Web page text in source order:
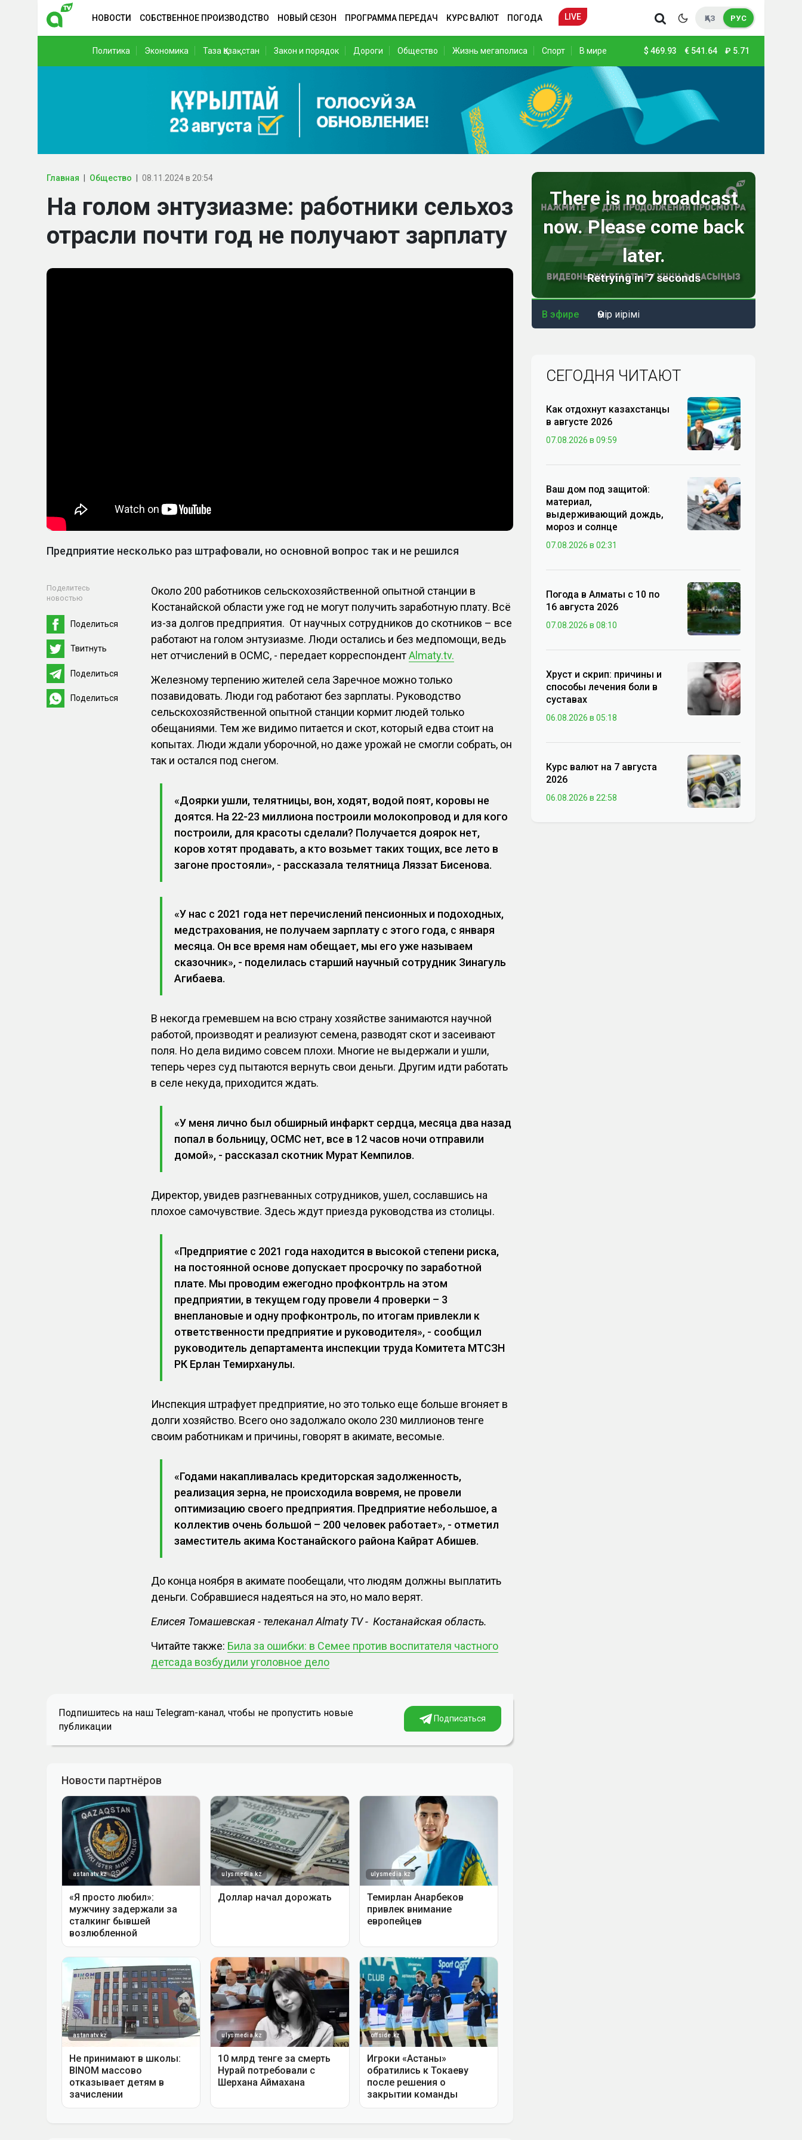
НОВОСТИ СОБСТВЕННОЕ ПРОИЗВОДСТВО НОВЫЙ СЕЗОН ПРОГРАММА ПЕРЕДАЧ КУРС ВАЛЮТ ПОГОДА LIVE ҚАЗ РУС
Политика Экономика Таза Қазақстан Закон и порядок Дороги Общество Жизнь мегаполиса Спорт В мире $ 469.93 € 541.64 ₽ 5.71
Главная Общество 08.11.2024 в 20:54
На голом энтузиазме: работники сельхоз
отрасли почти год не получают зарплату
Предприятие несколько раз штрафовали, но основной вопрос так и не решился
Поделитесь
новостью
Поделиться
Твитнуть
Поделиться
Поделиться
Около 200 работников сельскохозяйственной опытной станции в
Костанайской области уже год не могут получить заработную плату. Всё
из-за долгов предприятия. От научных сотрудников до скотников – все
работают на голом энтузиазме. Люди остались и без медпомощи, ведь
нет отчислений в ОСМС, - передает корреспондентAlmaty.tv.
Железному терпению жителей села Заречное можно только
позавидовать. Люди год работают без зарплаты. Руководство
сельскохозяйственной опытной станции кормит людей только
обещаниями. Тем же видимо питается и скот, который едва стоит на
копытах. Люди ждали уборочной, но даже урожай не смогли собрать, он
так и остался под снегом.
«Доярки ушли, телятницы, вон, ходят, водой поят, коровы не
доятся. На 22-23 миллиона построили молокопровод и для кого
построили, для красоты сделали? Получается доярок нет,
коров хотят продавать, а кто возьмет таких тощих, все лето в
загоне простояли», - рассказала телятница Ляззат Бисенова.
«У нас с 2021 года нет перечислений пенсионных и подоходных,
медстрахования, не получаем зарплату с этого года, с января
месяца. Он все время нам обещает, мы его уже называем
сказочник», - поделилась старший научный сотрудник Зинагуль
Агибаева.
В некогда гремевшем на всю страну хозяйстве занимаются научной
работой, производят и реализуют семена, разводят скот и засеивают
поля. Но дела видимо совсем плохи. Многие не выдержали и ушли,
теперь через суд пытаются вернуть свои деньги. Другим идти работать
в селе некуда, приходится ждать.
«У меня лично был обширный инфаркт сердца, месяца два назад
попал в больницу, ОСМС нет, все в 12 часов ночи отправили
домой», - рассказал скотник Мурат Кемпилов.
Директор, увидев разгневанных сотрудников, ушел, сославшись на
плохое самочувствие. Здесь ждут приезда руководства из столицы.
«Предприятие с 2021 года находится в высокой степени риска,
на постоянной основе допускает просрочку по заработной
плате. Мы проводим ежегодно профконтрль на этом
предприятии, в текущем году провели 4 проверки – 3
внеплановые и одну профконтроль, по итогам привлекли к
ответственности предприятие и руководителя», - сообщил
руководитель департамента инспекции труда Комитета МТСЗН
РК Ерлан Темирханулы.
Инспекция штрафует предприятие, но это только еще больше вгоняет в
долги хозяйство. Всего оно задолжало около 230 миллионов тенге
своим работникам и причины, говорят в акимате, весомые.
«Годами накапливалась кредиторская задолженность,
реализация зерна, не происходила вовремя, не провели
оптимизацию своего предприятия. Предприятие небольшое, а
коллектив очень большой – 200 человек работает», - отметил
заместитель акима Костанайского района Кайрат Абишев.
До конца ноября в акимате пообещали, что людям должны выплатить
деньги. Собравшиеся надеяться на это, но мало верят.
Елисея Томашевская - телеканал Almaty TV - Костанайская область.
Читайте также: Била за ошибки: в Семее против воспитателя частного
детсада возбудили уголовное дело
Подпишитесь на наш Telegram-канал, чтобы не пропустить новые
публикации
Подписаться
В эфире Өмір иірімі
СЕГОДНЯ ЧИТАЮТ
Как отдохнут казахстанцы
в августе 2026
07.08.2026 в 09:59
Ваш дом под защитой:
материал,
выдерживающий дождь,
мороз и солнце
07.08.2026 в 02:31
Погода в Алматы с 10 по
16 августа 2026
07.08.2026 в 08:10
Хруст и скрип: причины и
способы лечения боли в
суставах
06.08.2026 в 05:18
Курс валют на 7 августа
2026
06.08.2026 в 22:58